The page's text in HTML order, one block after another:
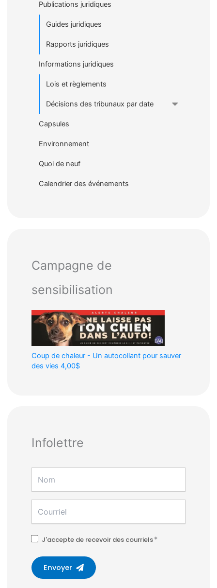
Publications juridiques
Guides juridiques
Rapports juridiques
Informations juridiques
Lois et règlements
Décisions des tribunaux par date
Capsules
Environnement
Quoi de neuf
Calendrier des événements
Campagne de
sensibilisation
Coup de chaleur - Un autocollant pour sauver
des vies 4,00$
Infolettre
J'accepte de recevoir des courriels*
Envoyer